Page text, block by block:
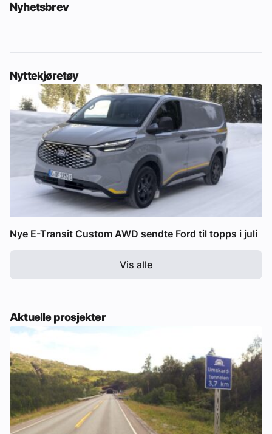
Nyhetsbrev
Nyttekjøretøy
Nye E-Transit Custom AWD sendte Ford til topps i juli
Vis alle
Aktuelle prosjekter